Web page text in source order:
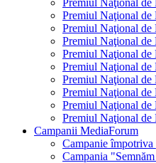
Premiul Naţional de
Premiul Naţional de
Premiul Naţional de
Premiul Naţional de
Premiul Naţional de
Premiul Naţional de
Premiul Naţional de
Premiul Naţional de
Premiul Naţional de
Premiul Naţional de
Campanii MediaForum
Campanie
Campania